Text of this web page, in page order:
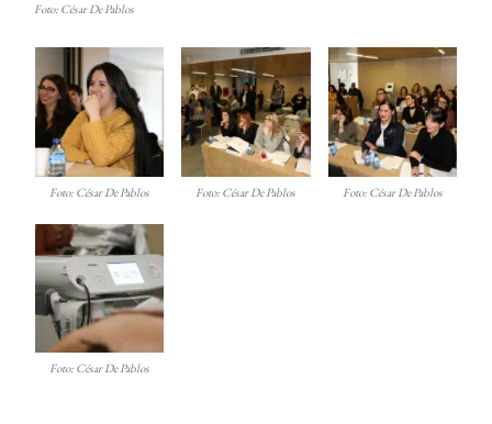
Foto: César De Pablos
Foto: César De Pablos Foto: César De Pablos Foto: César De Pablos
Foto: César De Pablos